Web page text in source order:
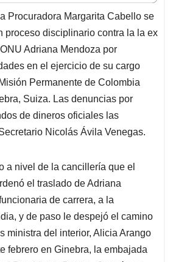
i
l
e
a
d
s
Procuradora Margarita Cabello se
proceso disciplinario contra la la ex
Adriana Mendoza por
en el ejercicio de su cargo
Permanente de Colombia
Suiza. Las denuncias por
de dineros oficiales las
Nicolás Ávila Venegas.
a nivel de la cancillería que el
el traslado de Adriana
de carrera, a la
y de paso le despejó el camino
ministra del interior, Alicia Arango
febrero en Ginebra, la embajada